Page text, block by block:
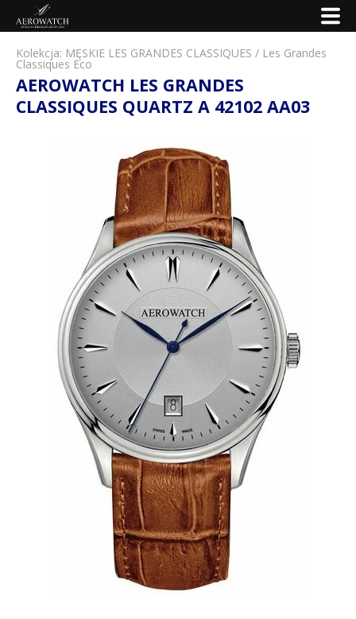
Kolekcja: MĘSKIE LES GRANDES CLASSIQUES / Les Grandes
Classiques Eco
AEROWATCH LES GRANDES
CLASSIQUES QUARTZ A 42102 AA03